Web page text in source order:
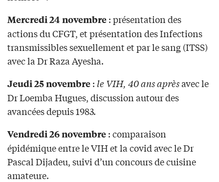
Mercredi 24 novembre : présentation des
actions du CFGT, et présentation des Infections
transmissibles sexuellement et par le sang (ITSS)
avec la Dr Raza Ayesha.
Jeudi 25 novembre : le VIH, 40 ans aprèsavec le
Dr Loemba Hugues, discussion autour des
avancées depuis 1983.
Vendredi 26 novembre : comparaison
épidémique entre le VIH et la covid avec le Dr
Pascal Dijadeu, suivi d’un concours de cuisine
amateure.